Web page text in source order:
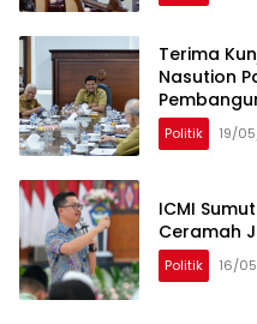
Terima
Nasution
Politik 19/
ICMI
Ceramah
Politik 16/